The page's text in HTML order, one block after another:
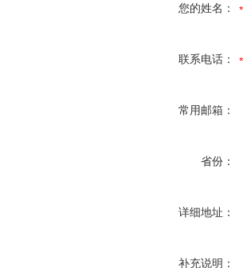
您的姓名：
联系电话：
常用邮箱：
省份：
详细地址：
补充说明：